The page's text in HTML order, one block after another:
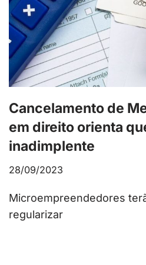
Cancelamento de
em direito orienta
inadimplente
28/09/2023
Microempreendedores
regularizar